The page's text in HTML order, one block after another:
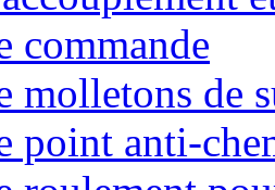
commande
molletons de
point anti-